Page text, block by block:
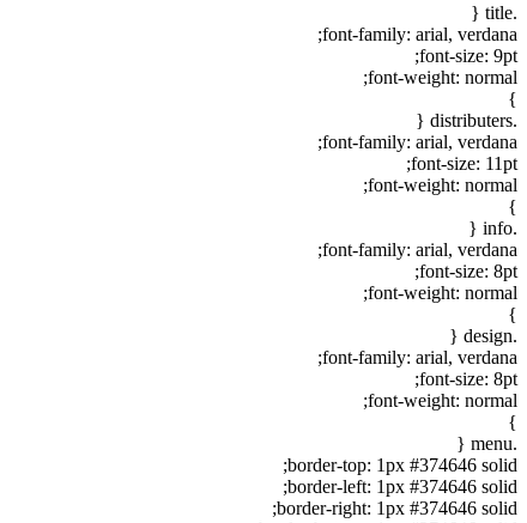
.title {
font-family: arial, verdana;
font-size: 9pt;
font-weight: normal;
}
.distributers {
font-family: arial, verdana;
font-size: 11pt;
font-weight: normal;
}
.info {
font-family: arial, verdana;
font-size: 8pt;
font-weight: normal;
}
.design {
font-family: arial, verdana;
font-size: 8pt;
font-weight: normal;
}
.menu {
border-top: 1px #374646 solid;
border-left: 1px #374646 solid;
border-right: 1px #374646 solid;